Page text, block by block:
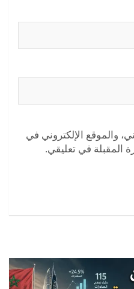
والموقع الإلكتروني في
المقبلة في تعليقي.